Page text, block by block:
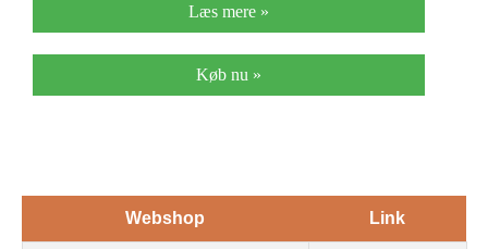
Læs mere »
Køb nu »
Webshop Link